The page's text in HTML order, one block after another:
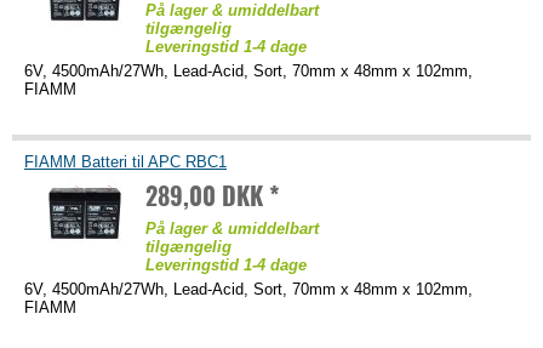
På lager & umiddelbart
tilgængelig
Leveringstid 1-4 dage
6V, 4500mAh/27Wh, Lead-Acid, Sort, 70mm x 48mm x 102mm,
FIAMM
FIAMM Batteri til APC RBC1
289,00 DKK *
På lager & umiddelbart
tilgængelig
Leveringstid 1-4 dage
6V, 4500mAh/27Wh, Lead-Acid, Sort, 70mm x 48mm x 102mm,
FIAMM